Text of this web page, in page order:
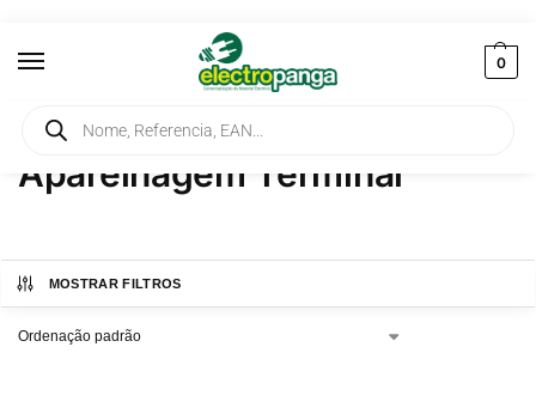
0
Início / Aparelhagem Terminal /
Aparelhagem Terminal
MOSTRAR FILTROS